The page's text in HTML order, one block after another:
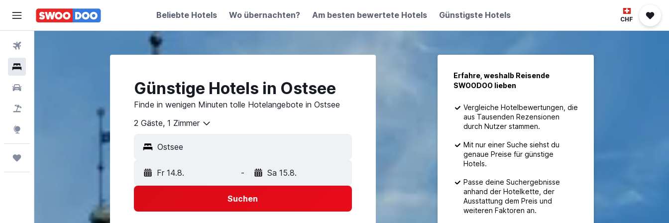
Beliebte Hotels Wo übernachten? Am besten bewertete Hotels Günstigste Hotels CHF
Günstige Hotels in Ostsee
Finde in wenigen Minuten tolle Hotelangebote in Ostsee
2 Gäste, 1 Zimmer
Fr 14.8. - Sa 15.8.
Suchen
Erfahre, weshalb Reisende
SWOODOO lieben
Vergleiche Hotelbewertungen, die
aus Tausenden Rezensionen
durch Nutzer stammen.
Mit nur einer Suche siehst du
genaue Preise für günstige
Hotels.
Passe deine Suchergebnisse
anhand der Hotelkette, der
Ausstattung dem Preis und
weiteren Faktoren an.